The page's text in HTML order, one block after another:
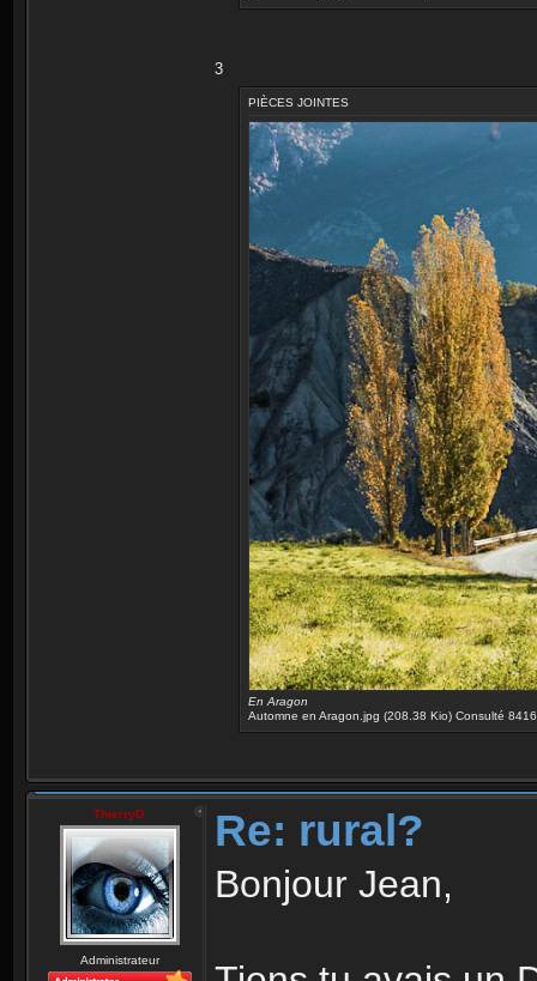
3
PIÈCES JOINTES
En Aragon
Automne en Aragon.jpg (208.38 Kio) Consulté
ThierryD
Administrateur
Re: rural?
Bonjour Jean,